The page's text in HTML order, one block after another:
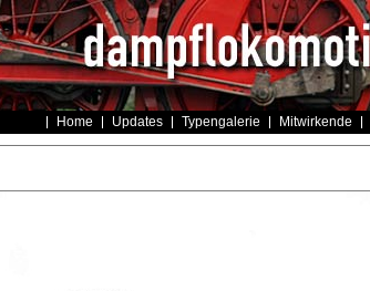
Home Updates Typengalerie Mitwirkende